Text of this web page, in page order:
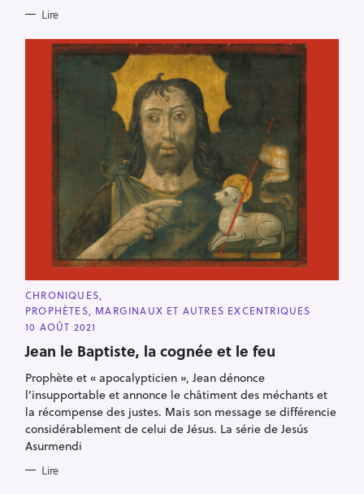
Lire
C
A
T
E
O
R
E
S
CHRONIQUES
PROPHÈTES, MARGINAUX ET AUTRES EXCENTRIQUES
10 AOÛT 2021
Jean le Baptiste, la cognée et le feu
Prophète et « apocalypticien », Jean dénonce
l’insupportable et annonce le châtiment des méchants et
la récompense des justes. Mais son message se différencie
considérablement de celui de Jésus. La série de Jesús
Asurmendi
Lire